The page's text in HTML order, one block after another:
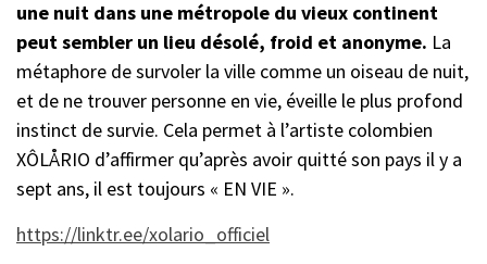
une nuit dans une métropole du vieux continent
peut sembler un lieu désolé, froid et anonyme. La
métaphore de survoler la ville comme un oiseau de nuit,
et de ne trouver personne en vie, éveille le plus profond
instinct de survie. Cela permet à l’artiste colombien
XÔLÅRIO d’affirmer qu’après avoir quitté son pays il y a
sept ans, il est toujours « EN VIE ».
https://linktr.ee/xolario_officiel